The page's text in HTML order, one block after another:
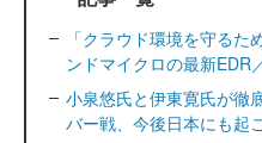
「クラウド環境を守る
ンドマイクロの最新EDR
小泉悠氏と伊東寛氏が
バー戦、今後日本にも起